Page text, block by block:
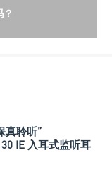
真聆听”
IE 入耳式监听耳